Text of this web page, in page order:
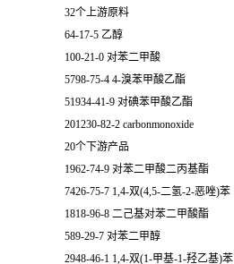
32个上游原料
64-17-5 乙醇
100-21-0 对苯二甲酸
5798-75-4 4-溴苯甲酸乙酯
51934-41-9 对碘苯甲酸乙酯
201230-82-2 carbonmonoxide
20个下游产品
1962-74-9 对苯二甲酸二丙基酯
7426-75-7 1,4-双(4,5-二氢-2-恶唑)苯
1818-96-8 二己基对苯二甲酸酯
589-29-7 对苯二甲醇
2948-46-1 1,4-双(1-甲基-1-羟乙基)苯